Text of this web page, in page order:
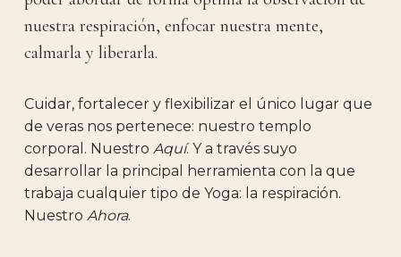
nuestra respiración, enfocar nuestra mente,
calmarla y liberarla.
Cuidar, fortalecer y flexibilizar el único lugar que
de veras nos pertenece: nuestro templo
corporal. Nuestro Aquí. Y a través suyo
desarrollar la principal herramienta con la que
trabaja cualquier tipo de Yoga: la respiración.
Nuestro Ahora.